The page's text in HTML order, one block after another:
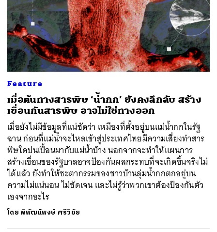
Feature
เมื่อต้นทางสารพิษ ‘น้ำกก’ ยังคงลึกลับ สร้าง
เขื่อนกันสารพิษ อาจไม่ใช่ทางออก
เมื่อยังไม่มีข้อมูลที่แน่ชัดว่า เหมืองที่ตั้งอยู่บนแม่น้ำกกในรัฐ
ฉาน ก่อนที่แม่น้ำจะไหลเข้าสู่ประเทศไทยมีความเสี่ยงทำสาร
พิษใดปนเปื้อนมากับแม่น้ำบ้าง นอกจากจะทำให้แผนการ
สร้างเขื่อนของรัฐบาลอาจป้องกันผลกระทบที่จะเกิดขึ้นจริงไม่
ได้แล้ว ยังทำให้ชะตากรรมของชาวบ้านลุ่มน้ำกกตกอยู่บน
ความไม่แน่นอน ไม่ชัดเจน และไม่รู้ว่าพวกเขาต้องป้องกันตัว
เองจากอะไร
โดยพิพัฒน์พงษ์ ศรีวิชัย